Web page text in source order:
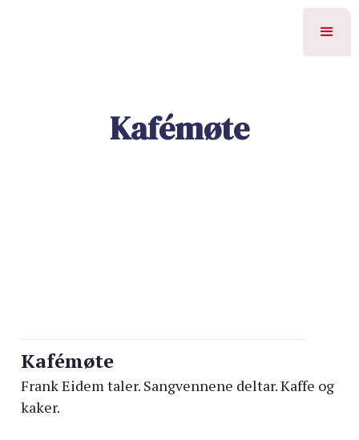
Kafémøte
Kafémøte
Frank Eidem taler. Sangvennene deltar. Kaffe og
kaker.